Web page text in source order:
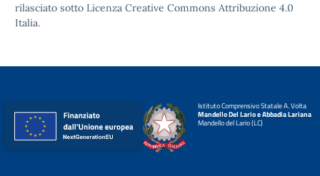
rilasciato sotto Licenza Creative Commons Attribuzione 4.0
Italia.
Istituto Comprensivo Statale A. Volta
Mandello Del Lario e Abbadia Lariana
Mandello del Lario (LC)